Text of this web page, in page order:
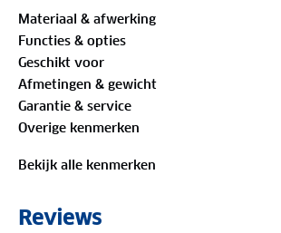
✓ 1 eerste hulp schaar
✓ 1 gebruiksaanwijzing
✓ 1 gevarendriehoek R27
✓ 1 stappenplan Eerste Hulp
✓ 1 reinigingsvloeistof 30 ml
✓ 1 hechtpleister 5 m x 2.5 cm
✓ 2 verbanddoeken 60 x 80 cm
✓ 3 gaaskompressen 5 x 8.5 cm
Materiaal & afwerking
Functies & opties
Geschikt voor
Afmetingen & gewicht
Garantie & service
Overige kenmerken
Bekijk alle kenmerken
Reviews